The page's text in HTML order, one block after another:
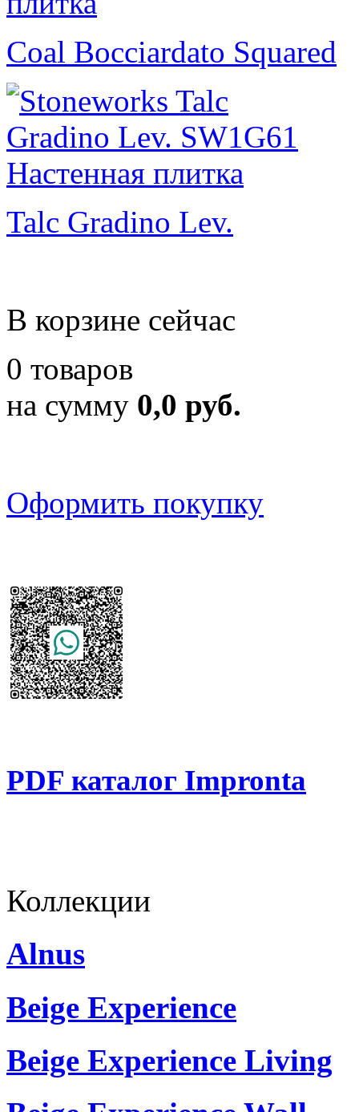
Coal Bocciardato Squared
Talc Gradino Lev.
В корзине сейчас
0 товаров
на сумму 0,0 руб.
Оформить покупку
PDF каталог Impronta
Коллекции
Alnus
Beige Experience
Beige Experience Living